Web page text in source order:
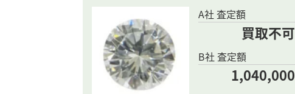
A社 査定額
買取不可
B社 査定額
1,040,000